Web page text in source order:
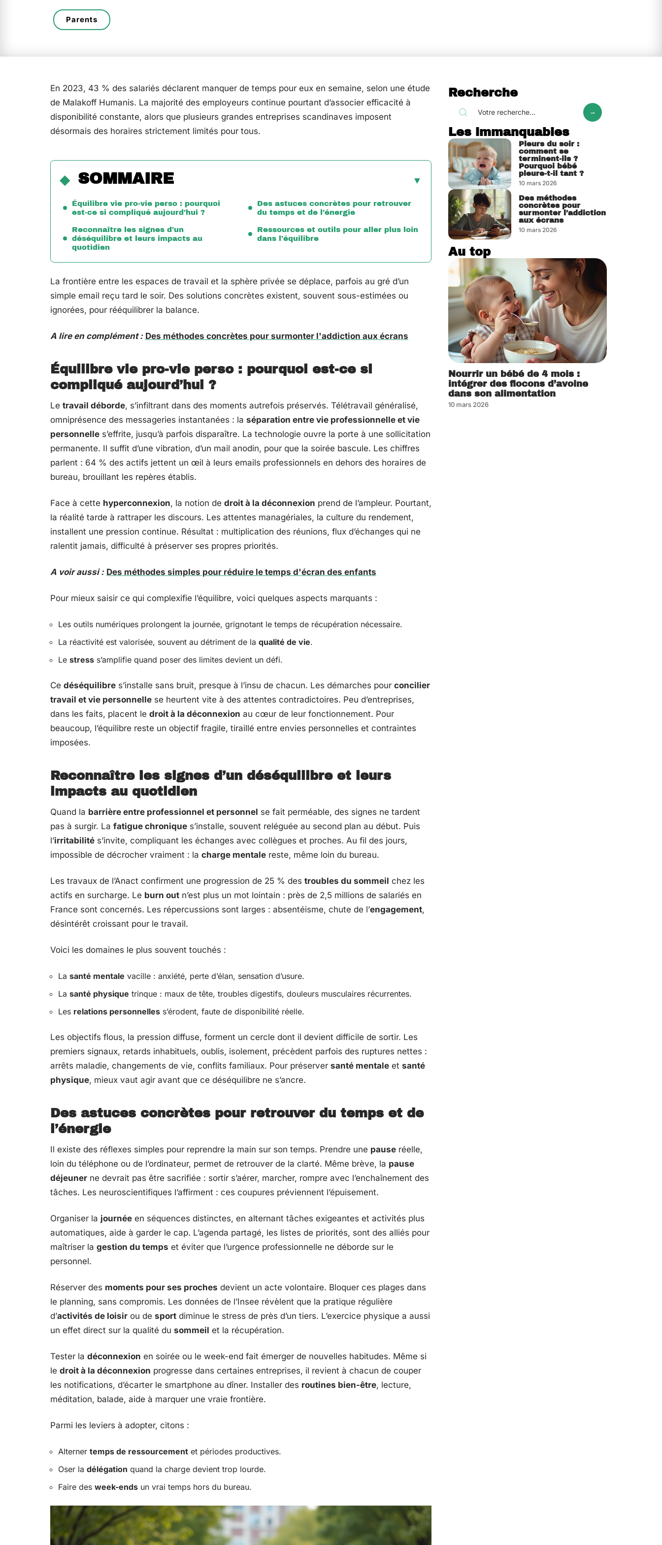
Parents
En 2023, 43 % des salariés déclarent manquer de temps pour eux en semaine, selon une étude
de Malakoff Humanis. La majorité des employeurs continue pourtant d’associer efficacité à
disponibilité constante, alors que plusieurs grandes entreprises scandinaves imposent
désormais des horaires strictement limités pour tous.
SOMMAIRE
Équilibre vie pro-vie perso : pourquoi
est-ce si compliqué aujourd’hui ?
Reconnaître les signes d’un
déséquilibre et leurs impacts au
quotidien
Des astuces concrètes pour retrouver
du temps et de l’énergie
Ressources et outils pour aller plus loin
dans l’équilibre
La frontière entre les espaces de travail et la sphère privée se déplace, parfois au gré d’un
simple email reçu tard le soir. Des solutions concrètes existent, souvent sous-estimées ou
ignorées, pour rééquilibrer la balance.
A lire en complément : Des méthodes concrètes pour surmonter l'addiction aux écrans
Équilibre vie pro-vie perso : pourquoi est-ce si
compliqué aujourd’hui ?
Le travail déborde, s’infiltrant dans des moments autrefois préservés. Télétravail généralisé,
omniprésence des messageries instantanées : la séparation entre vie professionnelle et vie
personnelle s’effrite, jusqu’à parfois disparaître. La technologie ouvre la porte à une sollicitation
permanente. Il suffit d’une vibration, d’un mail anodin, pour que la soirée bascule. Les chiffres
parlent : 64 % des actifs jettent un œil à leurs emails professionnels en dehors des horaires de
bureau, brouillant les repères établis.
Face à cette hyperconnexion, la notion de droit à la déconnexion prend de l’ampleur. Pourtant,
la réalité tarde à rattraper les discours. Les attentes managériales, la culture du rendement,
installent une pression continue. Résultat : multiplication des réunions, flux d’échanges qui ne
ralentit jamais, difficulté à préserver ses propres priorités.
A voir aussi : Des méthodes simples pour réduire le temps d'écran des enfants
Pour mieux saisir ce qui complexifie l’équilibre, voici quelques aspects marquants :
Les outils numériques prolongent la journée, grignotant le temps de récupération nécessaire.
La réactivité est valorisée, souvent au détriment de la qualité de vie.
Le stress s’amplifie quand poser des limites devient un défi.
Ce déséquilibre s’installe sans bruit, presque à l’insu de chacun. Les démarches pour concilier
travail et vie personnelle se heurtent vite à des attentes contradictoires. Peu d’entreprises,
dans les faits, placent le droit à la déconnexion au cœur de leur fonctionnement. Pour
beaucoup, l’équilibre reste un objectif fragile, tiraillé entre envies personnelles et contraintes
imposées.
Reconnaître les signes d’un déséquilibre et leurs
impacts au quotidien
Quand la barrière entre professionnel et personnel se fait perméable, des signes ne tardent
pas à surgir. La fatigue chronique s’installe, souvent reléguée au second plan au début. Puis
l’irritabilité s’invite, compliquant les échanges avec collègues et proches. Au fil des jours,
impossible de décrocher vraiment : la charge mentale reste, même loin du bureau.
Les travaux de l’Anact confirment une progression de 25 % des troubles du sommeil chez les
actifs en surcharge. Le burn out n’est plus un mot lointain : près de 2,5 millions de salariés en
France sont concernés. Les répercussions sont larges : absentéisme, chute de l’engagement,
désintérêt croissant pour le travail.
Voici les domaines le plus souvent touchés :
La santé mentale vacille : anxiété, perte d’élan, sensation d’usure.
La santé physique trinque : maux de tête, troubles digestifs, douleurs musculaires récurrentes.
Les relations personnelles s’érodent, faute de disponibilité réelle.
Les objectifs flous, la pression diffuse, forment un cercle dont il devient difficile de sortir. Les
premiers signaux, retards inhabituels, oublis, isolement, précèdent parfois des ruptures nettes :
arrêts maladie, changements de vie, conflits familiaux. Pour préserver santé mentale et santé
physique, mieux vaut agir avant que ce déséquilibre ne s’ancre.
Des astuces concrètes pour retrouver du temps et de
l’énergie
Il existe des réflexes simples pour reprendre la main sur son temps. Prendre une pause réelle,
loin du téléphone ou de l’ordinateur, permet de retrouver de la clarté. Même brève, la pause
déjeuner ne devrait pas être sacrifiée : sortir s’aérer, marcher, rompre avec l’enchaînement des
tâches. Les neuroscientifiques l’affirment : ces coupures préviennent l’épuisement.
Organiser la journée en séquences distinctes, en alternant tâches exigeantes et activités plus
automatiques, aide à garder le cap. L’agenda partagé, les listes de priorités, sont des alliés pour
maîtriser la gestion du temps et éviter que l’urgence professionnelle ne déborde sur le
personnel.
Réserver des moments pour ses proches devient un acte volontaire. Bloquer ces plages dans
le planning, sans compromis. Les données de l’Insee révèlent que la pratique régulière
d’activités de loisir ou de sport diminue le stress de près d’un tiers. L’exercice physique a aussi
un effet direct sur la qualité du sommeil et la récupération.
Tester la déconnexion en soirée ou le week-end fait émerger de nouvelles habitudes. Même si
le droit à la déconnexion progresse dans certaines entreprises, il revient à chacun de couper
les notifications, d’écarter le smartphone au dîner. Installer des routines bien-être, lecture,
méditation, balade, aide à marquer une vraie frontière.
Parmi les leviers à adopter, citons :
Alterner temps de ressourcement et périodes productives.
Oser la délégation quand la charge devient trop lourde.
Faire des week-ends un vrai temps hors du bureau.
Recherche
Les immanquables
Pleurs du soir :
comment se
terminent-ils ?
Pourquoi bébé
pleure-t-il tant ?
10 mars 2026
Des méthodes
concrètes pour
surmonter l’addiction
aux écrans
10 mars 2026
Au top
Nourrir un bébé de 4 mois :
intégrer des flocons d’avoine
dans son alimentation
10 mars 2026